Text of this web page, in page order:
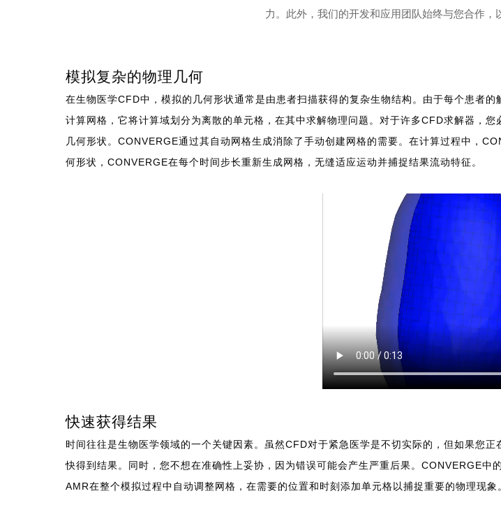
力。此外，我们的开发和应用团队始终与您合作，
模拟复杂的物理几何
在生物医学CFD中，模拟的几何形状通常是由患者扫描获得的复杂生物结构。由于每个患者
计算网格，它将计算域划分为离散的单元格，在其中求解物理问题。对于许多CFD求解器，
几何形状。CONVERGE通过其自动网格生成消除了手动创建网格的需要。在计算过程中，
何形状，CONVERGE在每个时间步长重新生成网格，无缝适应运动并捕捉结果流动特征。
快速获得结果
时间往往是生物医学领域的一个关键因素。虽然CFD对于紧急医学是不切实际的，但如果您
快得到结果。同时，您不想在准确性上妥协，因为错误可能会产生严重后果。CONVERGE中
AMR在整个模拟过程中自动调整网格，在需要的位置和时刻添加单元格以捕捉重要的物理现